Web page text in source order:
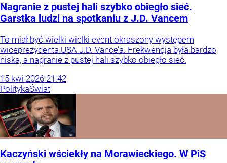
Nagranie z pustej hali szybko obiegło sieć.
Garstka ludzi na spotkaniu z J.D. Vancem
To miał być wielki wielki event okraszony występem
wiceprezydenta USA J.D. Vance’a. Frekwencja była bardzo
niska, a nagranie z pustej hali szybko obiegło sieć.
15 kwi 2026 21:42
PolitykaŚwiat
Kaczyński wściekły na Morawieckiego. W PiS